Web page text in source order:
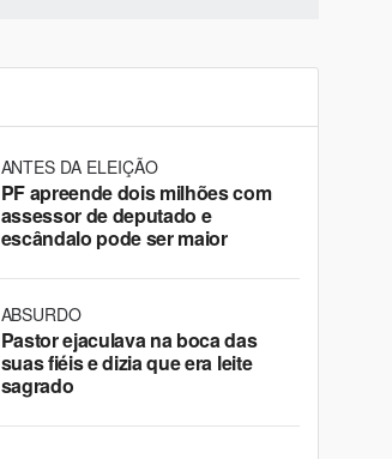
ANTES DA ELEIÇÃO
PF apreende dois milhões com
assessor de deputado e
escândalo pode ser maior
ABSURDO
Pastor ejaculava na boca das
suas fiéis e dizia que era leite
sagrado